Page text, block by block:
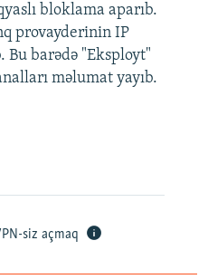
bloklama aparıb.
provayderinin IP
Bu barədə "Eksployt"
məlumat yayıb.
siz açmaq